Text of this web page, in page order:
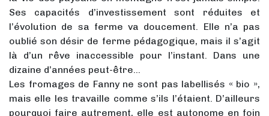
Ses capacités d’investissement sont réduites et
l’évolution de sa ferme va doucement. Elle n’a pas
oublié son désir de ferme pédagogique, mais il s’agit
là d’un rêve inaccessible pour l’instant. Dans une
dizaine d’années peut-être…
Les fromages de Fanny ne sont pas labellisés « bio »,
mais elle les travaille comme s’ils l’étaient. D’ailleurs
pourquoi faire autrement, elle est autonome en foin